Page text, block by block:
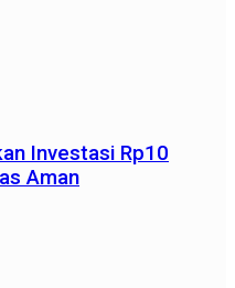
Investasi Rp10
Aman